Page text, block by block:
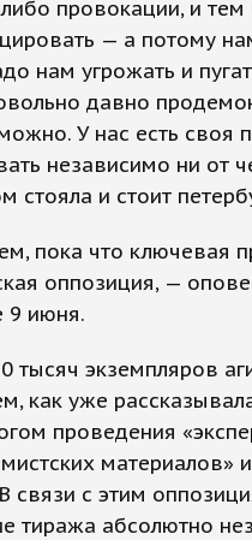
провокации, и
— а потому
нам угрожать и
давно
У нас есть своя
независимо ни от
стояла и стоит
пока что ключевая
оппозиция, —
9 июня.
тысяч экземпляров
как уже
проведения
материалов»
связи с этим
тиража абсолютно